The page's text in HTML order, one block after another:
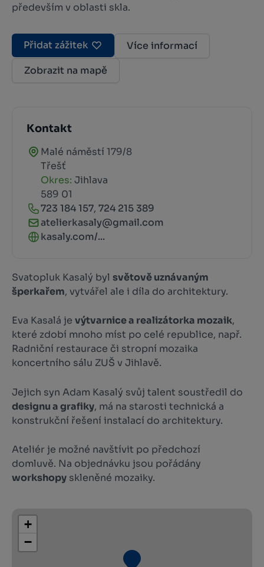
především v oblasti skla.
Přidat zážitek
Více informací
Zobrazit na mapě
Kontakt
Malé náměstí 179/8
Třešť
Okres: Jihlava
589 01
723 184 157, 724 215 389
atelierkasaly@gmail.com
kasaly.com/...
Svatopluk Kasalý byl světově uznávaným
šperkařem, vytvářel ale i díla do architektury.
Eva Kasalá je výtvarnice a realizátorka mozaik,
které zdobí mnoho míst po celé republice, např.
Radniční restaurace či stropní mozaika
koncertního sálu ZUŠ v Jihlavě.
Jejich syn Adam Kasalý svůj talent soustředil do
designu a grafiky, má na starosti technická a
konstrukční řešení instalací do architektury.
Ateliér je možné navštívit po předchozí
domluvě. Na objednávku jsou pořádány
workshopy skleněné mozaiky.
+
−